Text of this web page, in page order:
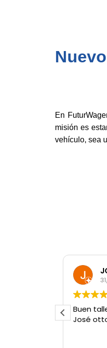
En
misión es
vehículo, sea
Buen
José